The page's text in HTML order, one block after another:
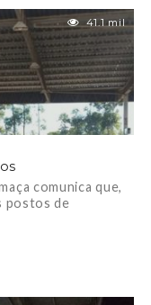
41.1 mil
comunica que,
postos de